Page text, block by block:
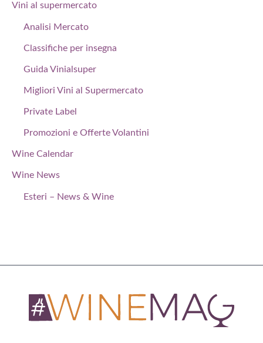
Vini al supermercato
Analisi Mercato
Classifiche per insegna
Guida Vinialsuper
Migliori Vini al Supermercato
Private Label
Promozioni e Offerte Volantini
Wine Calendar
Wine News
Esteri – News & Wine